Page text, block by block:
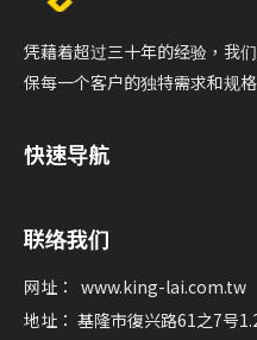
凭藉着超过三十年的经验，我
保每一个客户的独特需求和规
快速导航
联络我们
网址： www.king-lai.com.tw
地址： 基隆市復兴路61之7号